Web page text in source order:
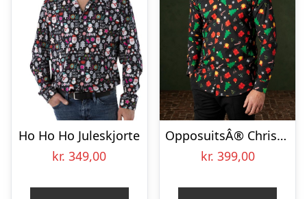
Ho Ho Ho Juleskjorte
kr. 349,00
OpposuitsÂ® Christmas Icons Black Skjorte
kr. 399,00